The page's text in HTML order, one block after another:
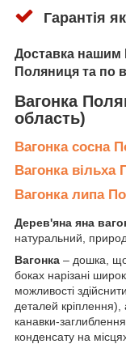
Гарантія
Доставка нашим
Поляниця та по
Вагонка
область)
Вагонка сосна
Вагонка вільха
Вагонка липа
Дерев'яна яна
натуральний,
Вагонка – дошка,
боках нарізані
можливості
деталей кріплення),
канавки-
конденсату на